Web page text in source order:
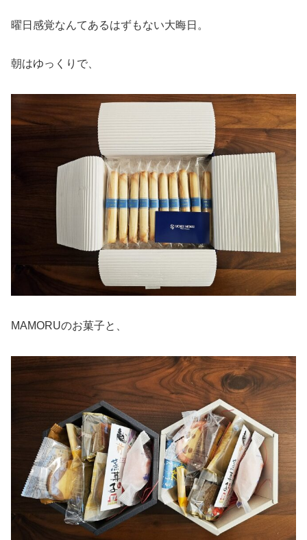
曜日感覚なんてあるはずもない大晦日。
朝はゆっくりで、
MAMORUのお菓子と、